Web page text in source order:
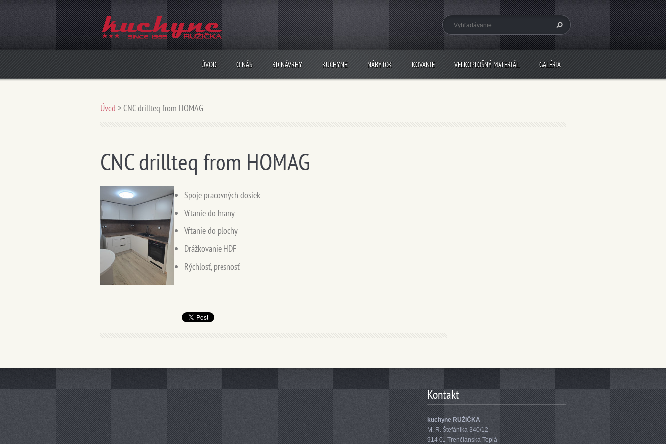
ÚVOD O NÁS 3D NÁVRHY KUCHYNE NÁBYTOK KOVANIE VEĽKOPLOŠNÝ MATERIÁL GALÉRIA
Úvod >CNC drillteq from HOMAG
CNC drillteq from HOMAG
Spoje pracovných dosiek
Vŕtanie do hrany
Vŕtanie do plochy
Drážkovanie HDF
Rýchlosť, presnosť
Kontakt
kuchyne RUŽIČKA
M. R. Štefánika 340/12
914 01 Trenčianska Teplá